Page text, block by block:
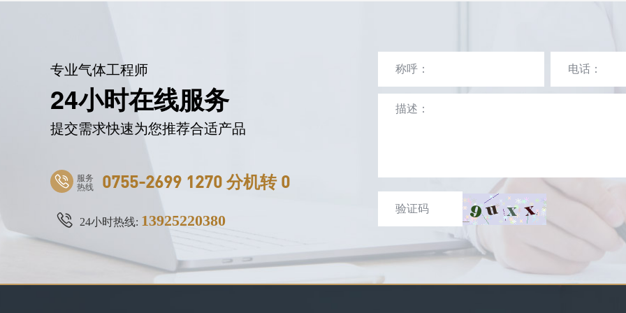
专业气体工程师
24小时在线服务
提交需求快速为您推荐合适产品
服务
热线 0755-2699 1270 分机转 0
24小时热线: 13925220380